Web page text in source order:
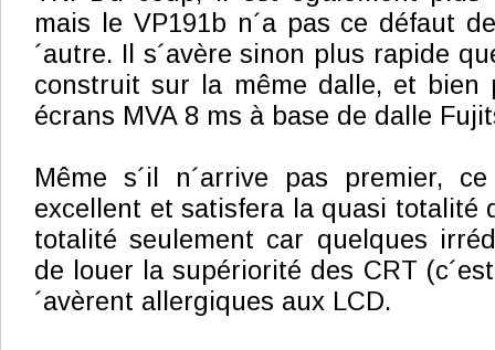
mais le VP191b n´a pas ce défaut
´autre. Il s´avère sinon plus rapide
construit sur la même dalle, et bien
écrans MVA 8 ms à base de dalle
Même s´il n´arrive pas premier,
excellent et satisfera la quasi totalité
totalité seulement car quelques
de louer la supériorité des CRT
´avèrent allergiques aux LCD.